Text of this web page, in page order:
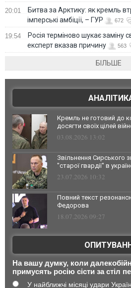
20:01
Битва за Арктику: як кремль
імперські амбіції, – ГУР
672
19:54
Росія терміново шукає заміну
експерт вказав причину
563
БІЛЬШЕ
Кремль не готовий до
досягти своїх цілей
03.08.2026 13:02
Звільнення Сирського
"старої гвардії" в
23.07.2026 10:32
Повний текст
Федорова
18.07.2026 09:27
На вашу думку, коли
примусять росію сісти за стіл
У найближчі місяці удари